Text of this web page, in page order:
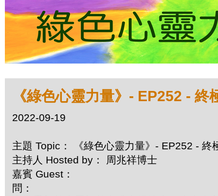
《綠色心靈力量》- EP252 - 終
2022-09-19
主題 Topic： 《綠色心靈力量》- EP252 - 終
主持人 Hosted by： 周兆祥博士
嘉賓 Guest：
問：